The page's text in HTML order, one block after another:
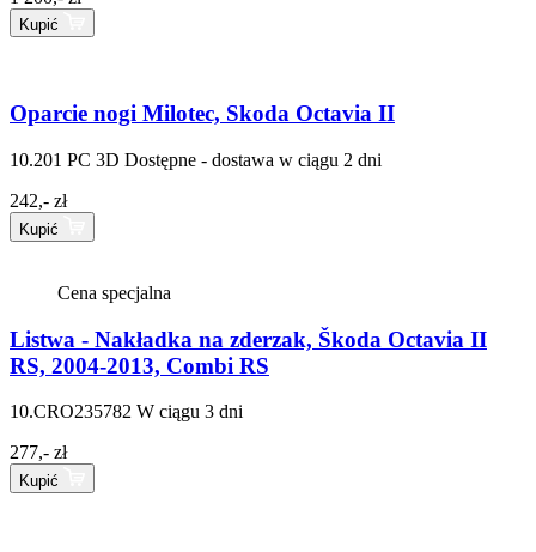
Kupić
Oparcie nogi Milotec, Skoda Octavia II
10.201 PC 3D Dostępne - dostawa w ciągu 2 dni
242,- zł
Kupić
Cena specjalna
Listwa - Nakładka na zderzak, Škoda Octavia II
RS, 2004-2013, Combi RS
10.CRO235782 W ciągu 3 dni
277,- zł
Kupić